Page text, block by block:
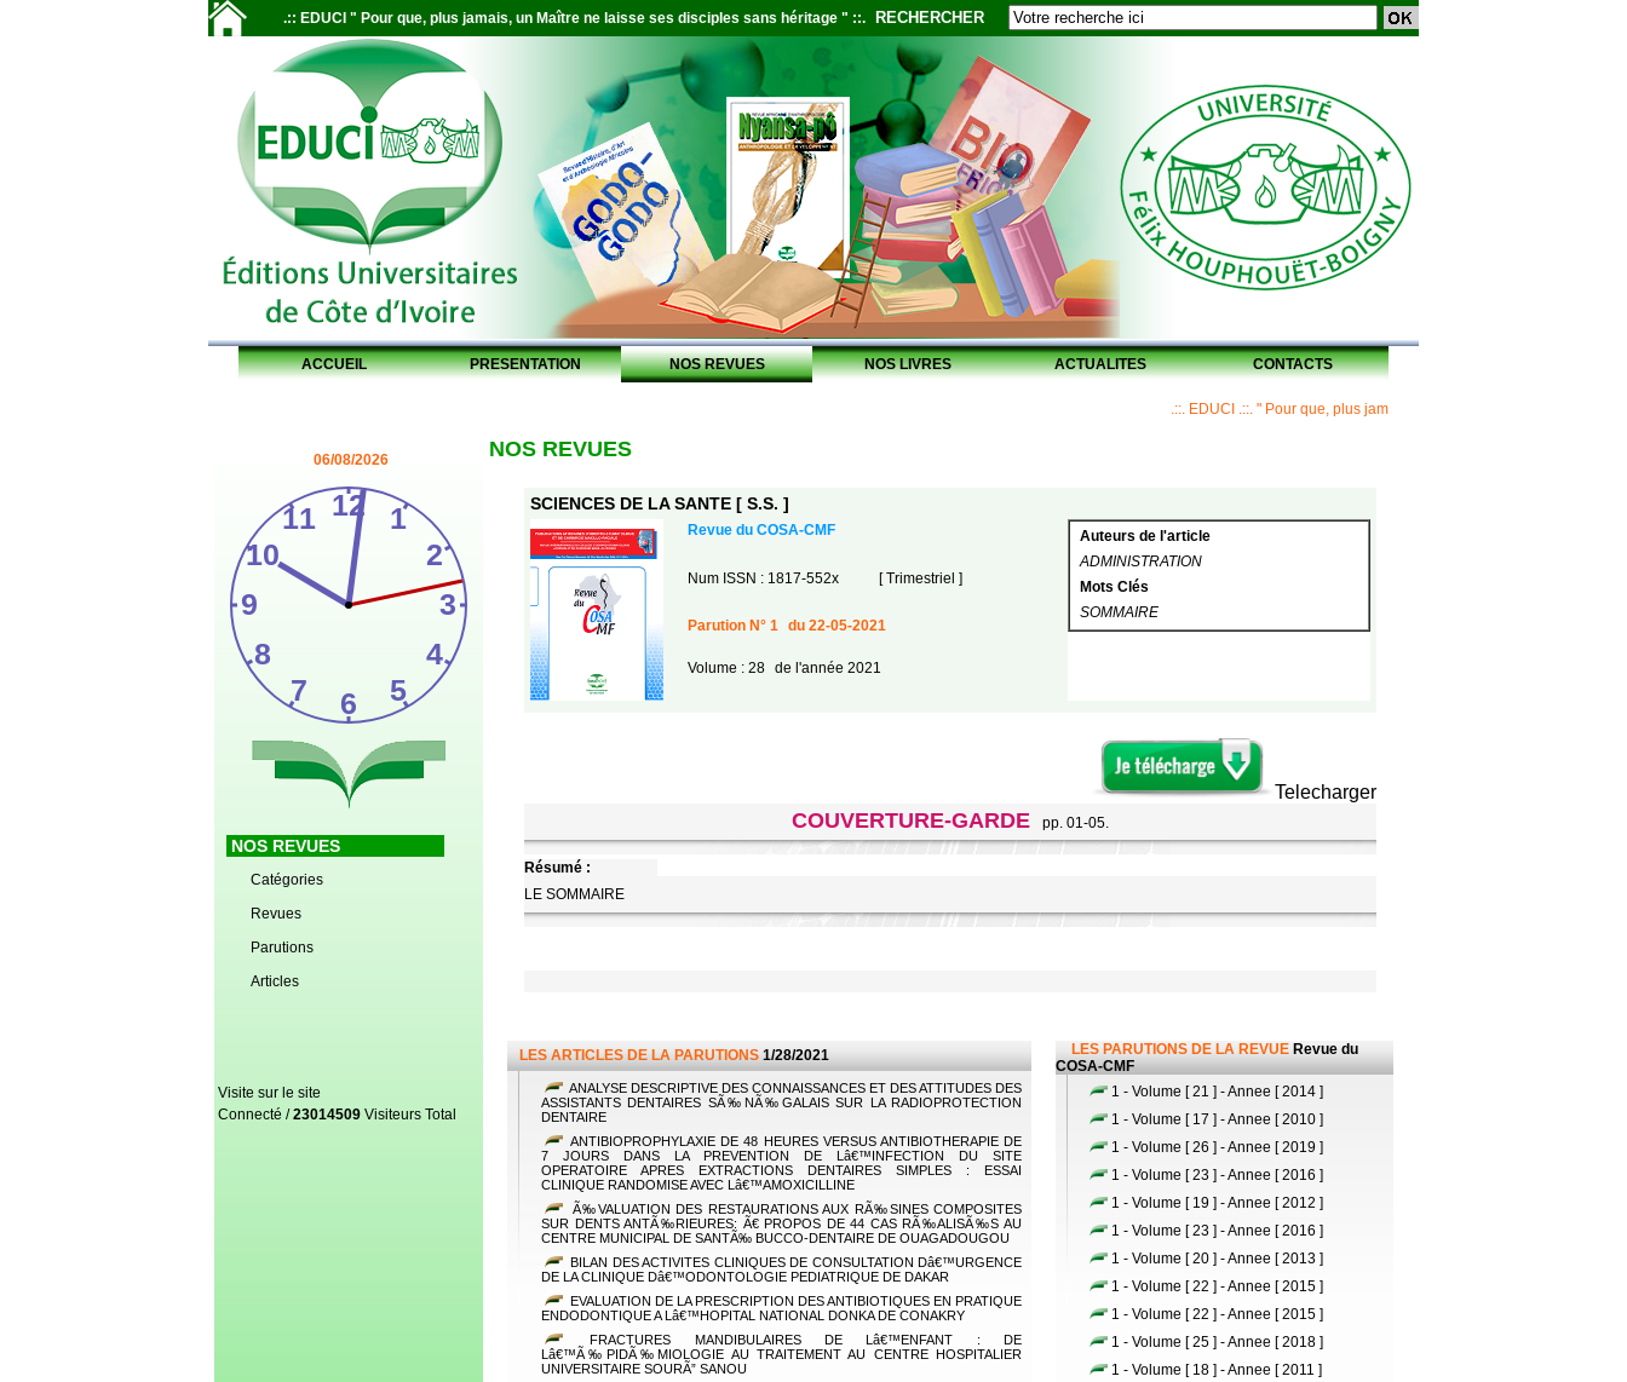
.:: EDUCI " Pour que, plus jamais, un Maître ne laisse ses disciples sans héritage " ::. RECHERCHER
ACCUEIL PRESENTATION NOS REVUES NOS LIVRES ACTUALITES CONTACTS
.::. EDUCI .::. " Pour que, plus jamais, un Maître ne laisse ses disciples
06/08/2026
NOS REVUES
Catégories
Revues
Parutions
Articles
Visite sur le site
Connecté /23014509Visiteurs Total
NOS REVUES
SCIENCES DE LA SANTE [ S.S. ]
Revue du COSA-CMF
Auteurs de l'article
ADMINISTRATION
Mots Clés
SOMMAIRE
Num ISSN : 1817-552x [ Trimestriel ]
Parution N° 1 du 22-05-2021
Volume : 28 de l'année 2021
Telecharger
COUVERTURE-GARDE pp. 01-05.
Résumé :
LE SOMMAIRE
LES ARTICLES DE LA PARUTIONS 1/28/2021
ANALYSE DESCRIPTIVE DES CONNAISSANCES ET DES ATTITUDES DES
ASSISTANTS DENTAIRES SÃ‰NÃ‰GALAIS SUR LA RADIOPROTECTION
DENTAIRE
ANTIBIOPROPHYLAXIE DE 48 HEURES VERSUS ANTIBIOTHERAPIE DE
7 JOURS DANS LA PREVENTION DE Lâ€™INFECTION DU SITE
OPERATOIRE APRES EXTRACTIONS DENTAIRES SIMPLES : ESSAI
CLINIQUE RANDOMISE AVEC Lâ€™AMOXICILLINE
Ã‰VALUATION DES RESTAURATIONS AUX RÃ‰SINES COMPOSITES
SUR DENTS ANTÃ‰RIEURES: Ã€ PROPOS DE 44 CAS RÃ‰ALISÃ‰S AU
CENTRE MUNICIPAL DE SANTÃ‰ BUCCO-DENTAIRE DE OUAGADOUGOU
BILAN DES ACTIVITES CLINIQUES DE CONSULTATION Dâ€™URGENCE
DE LA CLINIQUE Dâ€™ODONTOLOGIE PEDIATRIQUE DE DAKAR
EVALUATION DE LA PRESCRIPTION DES ANTIBIOTIQUES EN PRATIQUE
ENDODONTIQUE A Lâ€™HOPITAL NATIONAL DONKA DE CONAKRY
FRACTURES MANDIBULAIRES DE Lâ€™ENFANT : DE
Lâ€™Ã‰PIDÃ‰MIOLOGIE AU TRAITEMENT AU CENTRE HOSPITALIER
UNIVERSITAIRE SOURÃ” SANOU
LES PARUTIONS DE LA REVUE Revue du
COSA-CMF
1 - Volume [ 21 ] - Annee [ 2014 ]
1 - Volume [ 17 ] - Annee [ 2010 ]
1 - Volume [ 26 ] - Annee [ 2019 ]
1 - Volume [ 23 ] - Annee [ 2016 ]
1 - Volume [ 19 ] - Annee [ 2012 ]
1 - Volume [ 23 ] - Annee [ 2016 ]
1 - Volume [ 20 ] - Annee [ 2013 ]
1 - Volume [ 22 ] - Annee [ 2015 ]
1 - Volume [ 22 ] - Annee [ 2015 ]
1 - Volume [ 25 ] - Annee [ 2018 ]
1 - Volume [ 18 ] - Annee [ 2011 ]